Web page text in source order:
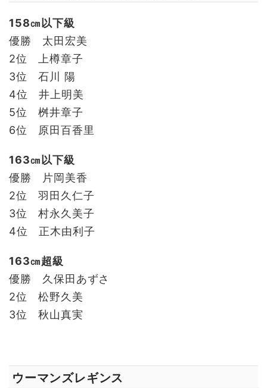
158㎝以下級
優勝 太田宏美
2位 上樽章子
3位 石川 陽
4位 井上明美
5位 桝井章子
6位 原田百香里
163㎝以下級
優勝 片岡美香
2位 羽田久仁子
3位 村永久美子
4位 正木由利子
163㎝超級
優勝 久保田あずさ
2位 松野久美
3位 秋山真実
ウーマンズレギンス